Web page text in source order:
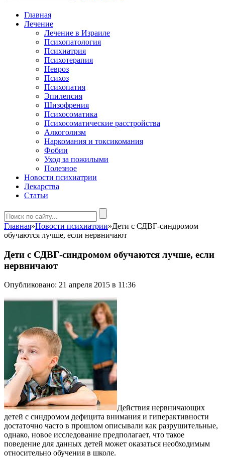
Главная
Лечение
Лечение в Израиле
Психопатология
Психиатрия
Психотерапия
Невроз
Психоз
Психопатия
Эпилепсия
Шизофрения
Психосоматика
Психосоматические расстройства
Алкоголизм
Наркомания и токсикомания
Фобии
Уход за пожилыми
Полезное
Новости психиатрии
Лекарства
Статьи
Главная»Новости психиатрии»Дети с СДВГ-синдромом
обучаются лучше, если нервничают
Дети с СДВГ-синдромом обучаются лучше, если
нервничают
Опубликовано: 21 апреля 2015 в 11:36
Действия нервничающих
детей с синдромом дефицита внимания и гиперактивности
достаточно часто в прошлом описывали как разрушительные,
однако, новое исследование предполагает, что такое
поведение для данных детей может оказаться необходимым
относительно обучения в школе.